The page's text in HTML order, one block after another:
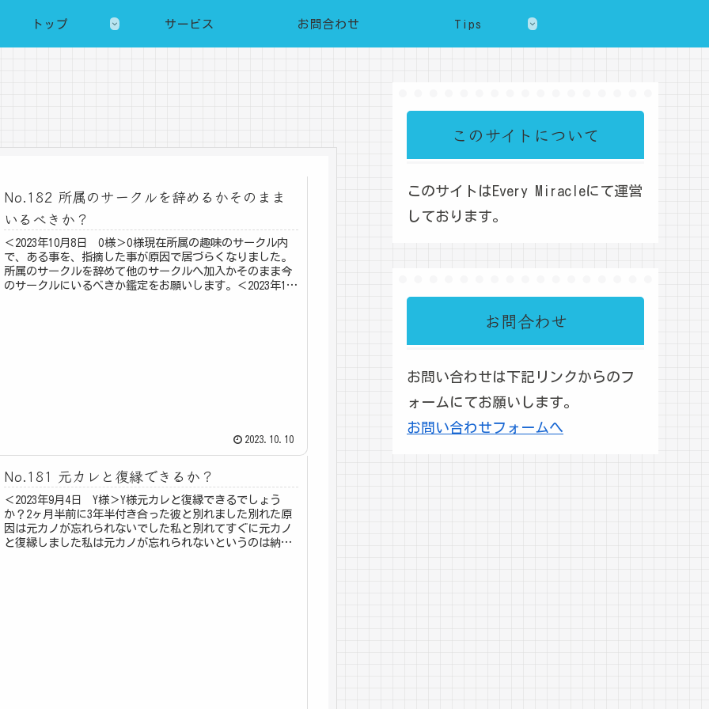
トップ サービス お問合わせ Tips
No.182 所属のサークルを辞めるかそのまま
いるべきか？
＜2023年10月8日 O様＞O様現在所属の趣味のサークル内
で、ある事を、指摘した事が原因で居づらくなりました。
所属のサークルを辞めて他のサークルへ加入かそのまま今
のサークルにいるべきか鑑定をお願いします。＜2023年11
2023.10.10
No.181 元カレと復縁できるか？
＜2023年9月4日 Y様＞Y様元カレと復縁できるでしょう
か？2ヶ月半前に3年半付き合った彼と別れました別れた原
因は元カノが忘れられないでした私と別れてすぐに元カノ
と復縁しました私は元カノが忘れられないというのは納得
このサイトについて
このサイトはEvery Miracleにて運営
しております。
お問合わせ
お問い合わせは下記リンクからのフ
ォームにてお願いします。
お問い合わせフォームへ